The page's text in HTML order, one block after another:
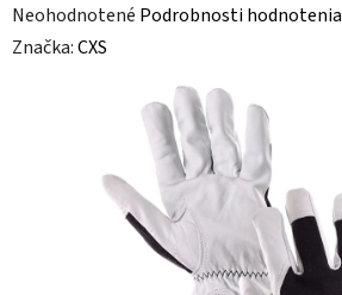
Priemerné
hodnotenie
Neohodnotené Podrobnosti hodnotenia
Značka:CXS